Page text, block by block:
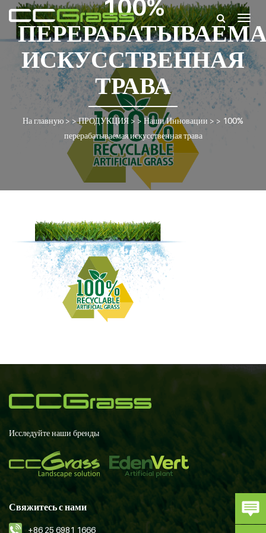
100%
ИСКУССТВЕННАЯ
ТРАВА
На главную> >ПРОДУКЦИЯ > > Наши Инновации > > 100%
перерабатываемая искусственная трава
Исследуйте наши бренды
Свяжитесь с нами
+86 25 6981 1666